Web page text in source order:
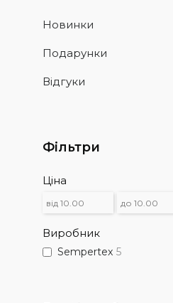
Новинки
Подарунки
Відгуки
Фільтри
Ціна
Виробник
Sempertex 5